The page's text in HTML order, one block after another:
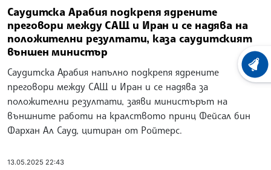
Саудитска Арабия подкрепя ядрените
преговори между САЩ и Иран и се надява на
положителни резултати, каза саудитският
външен министър
Саудитска Арабия напълно подкрепя ядрените
преговори между САЩ и Иран и се надява за
положителни резултати, заяви министърът на
външните работи на кралството принц Фейсал бин
Фархан Ал Сауд, цитиран от Ройтерс.
13.05.2025 22:43